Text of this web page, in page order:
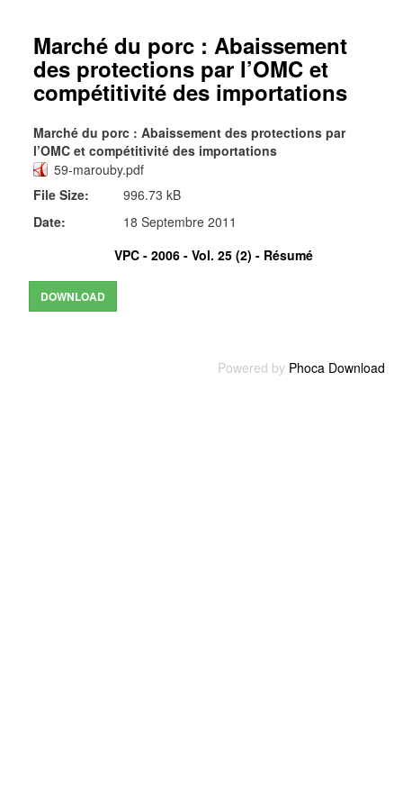
Marché du porc : Abaissement
des protections par l’OMC et
compétitivité des importations
Marché du porc : Abaissement des protections par
l’OMC et compétitivité des importations
59-marouby.pdf
File Size:
996.73 kB
Date:
18 Septembre 2011
VPC - 2006 - Vol. 25 (2) - Résumé
Powered by Phoca Download